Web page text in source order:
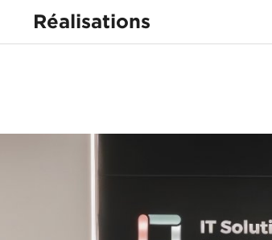
Réalisations